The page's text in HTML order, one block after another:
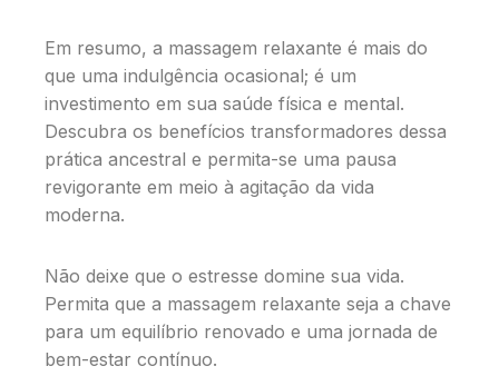
Em resumo, a massagem relaxante é mais do
que uma indulgência ocasional; é um
investimento em sua saúde física e mental.
Descubra os benefícios transformadores dessa
prática ancestral e permita-se uma pausa
revigorante em meio à agitação da vida
moderna.
Não deixe que o estresse domine sua vida.
Permita que a massagem relaxante seja a chave
para um equilíbrio renovado e uma jornada de
bem-estar contínuo.